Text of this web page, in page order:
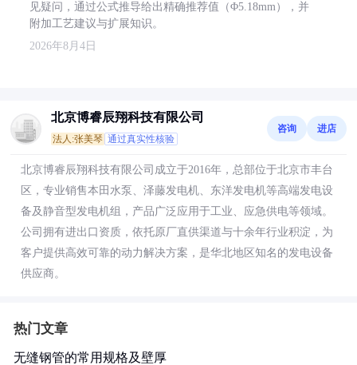
见疑问，通过公式推导给出精确推荐值（Φ5.18mm），并
附加工艺建议与扩展知识。
2026年8月4日
北京博睿辰翔科技有限公司
法人:张美琴 通过真实性核验
咨询 进店
北京博睿辰翔科技有限公司成立于2016年，总部位于北京市丰台
区，专业销售本田水泵、泽藤发电机、东洋发电机等高端发电设
备及静音型发电机组，产品广泛应用于工业、应急供电等领域。
公司拥有进出口资质，依托原厂直供渠道与十余年行业积淀，为
客户提供高效可靠的动力解决方案，是华北地区知名的发电设备
供应商。
热门文章
无缝钢管的常用规格及壁厚